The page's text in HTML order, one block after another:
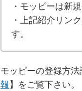
・モッピーは新
・上記紹介リン
す。
モッピーの登録方
報】をご覧下さい。